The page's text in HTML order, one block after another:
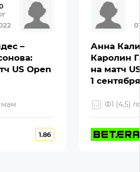
–
US Open
1.86
Анна
Каролин
на матч
1 сентября
Ф1 (4,5)